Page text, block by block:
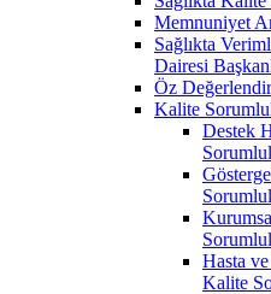
Memnuniyet
Sağlıkta
Dairesi
Öz
Kalite
Destek
Hasta
Kalite